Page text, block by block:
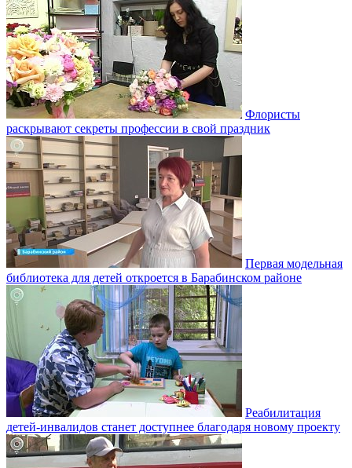
Флористы
раскрывают секреты профессии в свой праздник
Первая модельная
библиотека для детей откроется в Барабинском районе
Реабилитация
детей-инвалидов станет доступнее благодаря новому проекту